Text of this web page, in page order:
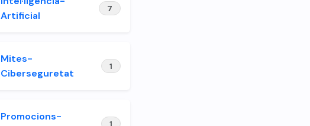
Artificial
7
Mites-
Ciberseguretat
1
Promocions-
1